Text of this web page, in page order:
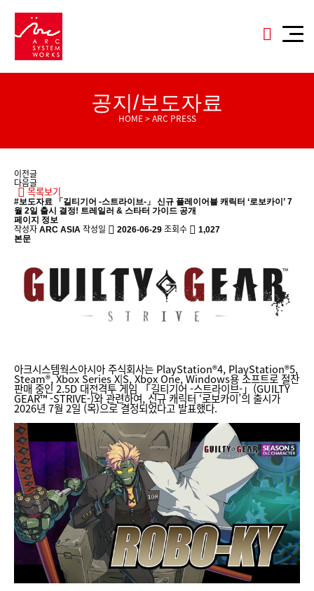
공지/보도자료
HOME > ARC PRESS
이전글
다음글
목록보기
#보도자료
「길티기어 -스트라이브-」 신규 플레이어블 캐릭터 ‘로보카이’ 7
월 2일 출시 결정! 트레일러 & 스타터 가이드 공개
페이지 정보
작성자 ARC ASIA 작성일 2026-06-29 조회수
1,027
본문
아크시스템웍스아시아 주식회사는 PlayStation®4, PlayStation®5,
Steam®, Xbox Series X|S, Xbox One, Windows용 소프트로 절찬
판매 중인 2.5D 대전격투 게임 「길티기어 -스트라이브-」(GUILTY
GEAR™ -STRIVE-)와 관련하여, 신규 캐릭터 ‘로보카이’의 출시가
2026년 7월 2일 (목)으로 결정되었다고 발표했다.